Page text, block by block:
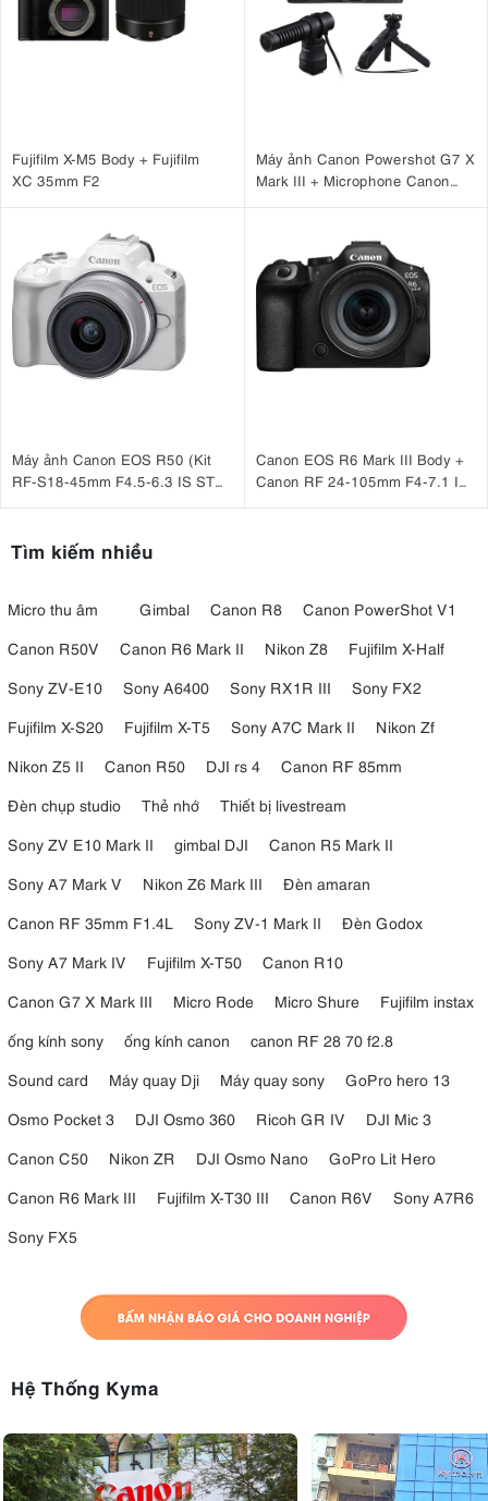
Fujifilm X-M5 Body + Fujifilm
XC 35mm F2
Máy ảnh Canon Powershot G7 X
Mark III + Microphone Canon
Máy ảnh Canon EOS R50 (Kit
RF-S18-45mm F4.5-6.3 IS STM
Canon EOS R6 Mark III Body +
Canon RF 24-105mm F4-7.1 IS
Tìm kiếm nhiều
Micro thu âm Gimbal Canon R8
Canon PowerShot V1
Canon R50V
Canon R6 Mark II Nikon Z8
Fujifilm X-Half
Sony ZV-E10
Sony A6400 Sony RX1R III
Sony FX2
Fujifilm X-S20
Fujifilm X-T5 Sony A7C Mark II
Nikon Zf
Nikon Z5 II
Canon R50 DJI rs 4
Canon RF 85mm
Đèn chụp studio
Thẻ nhớ
Thiết bị livestream
Sony ZV E10 Mark II
gimbal DJI
Canon R5 Mark II
Sony A7 Mark V
Nikon Z6 Mark III
Đèn amaran
Canon RF 35mm F1.4L
Sony ZV-1 Mark II
Đèn Godox
Sony A7 Mark IV
Fujifilm X-T50
Canon R10
Canon G7 X Mark III
Micro Rode Micro Shure
Fujifilm instax
ống kính sony
ống kính canon
canon RF 28 70 f2.8
Sound card
Máy quay Dji Máy quay sony
GoPro hero 13
Osmo Pocket 3
DJI Osmo 360 Ricoh GR IV
DJI Mic 3
Canon C50
Nikon ZR DJI Osmo Nano
GoPro Lit Hero
Canon R6 Mark III
Fujifilm X-T30 III Canon R6V
Sony A7R6
Sony FX5
Hệ Thống Kyma